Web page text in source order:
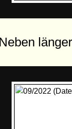
Neben